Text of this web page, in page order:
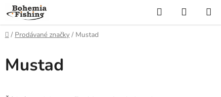
Přejít
na
obsah
Hledat
KOŠÍK
Domů
/ Prodávané značky / Mustad
Mustad